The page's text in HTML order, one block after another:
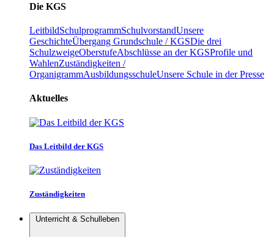
Die KGS
LeitbildSchulprogrammSchulvorstandUnsere
GeschichteÜbergang Grundschule / KGSDie drei
SchulzweigeOberstufeAbschlüsse an der KGSProfile und
WahlenZuständigkeiten /
OrganigrammAusbildungsschuleUnsere Schule in der Presse
Aktuelles
Das Leitbild der KGS
Zuständigkeiten
Unterricht & Schulleben